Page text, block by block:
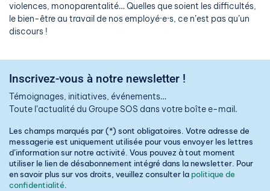
violences, monoparentalité… Quelles que soient les difficultés,
le bien-être au travail de nos employé·e·s, ce n’est pas qu’un
discours !
Inscrivez-vous à notre newsletter !
Témoignages, initiatives, événements…
Toute l’actualité du Groupe SOS dans votre boîte e-mail.
Les champs marqués par (*) sont obligatoires. Votre adresse de
messagerie est uniquement utilisée pour vous envoyer les lettres
d’information sur notre activité. Vous pouvez à tout moment
utiliser le lien de désabonnement intégré dans la newsletter. Pour
en savoir plus sur vos droits, veuillez consulter la politique de
confidentialité